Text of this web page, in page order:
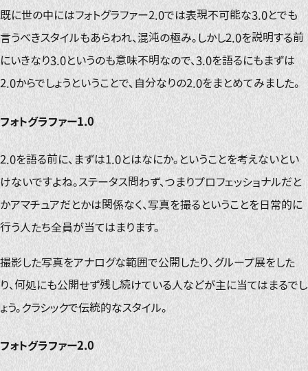
既に世の中にはフォトグラファー2.0では表現不可能な3.0とでも
言うべきスタイルもあらわれ、混沌の極み。しかし2.0を説明する前
にいきなり3.0というのも意味不明なので、3.0を語るにもまずは
2.0からでしょうということで、自分なりの2.0をまとめてみました。
フォトグラファー1.0
2.0を語る前に、まずは1.0とはなにか。ということを考えないとい
けないですよね。ステータス問わず、つまりプロフェッショナルだと
かアマチュアだとかは関係なく、写真を撮るということを日常的に
行う人たち全員が当てはまります。
撮影した写真をアナログな範囲で公開したり、グループ展をした
り、何処にも公開せず残し続けている人などが主に当てはまるでし
ょう。クラシックで伝統的なスタイル。
フォトグラファー2.0